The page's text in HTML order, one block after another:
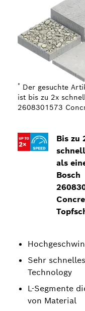
Bis zu
als
Bosch
Sehr
Technology
L-Segmente
von Material
* Der gesuchte
ist bis zu 2x
2608301573